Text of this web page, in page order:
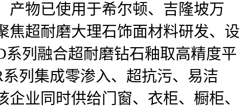
产物已使用于希尔顿、吉隆坡万
焦超耐磨大理石饰面材料研发、设
列融合超耐磨钻石釉取高精度平
列集成零渗入、超抗污、易洁
业同时供给门窗、衣柜、橱柜、